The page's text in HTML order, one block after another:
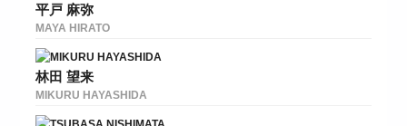
平戸 麻弥
MAYA HIRATO
林田 望来
MIKURU HAYASHIDA